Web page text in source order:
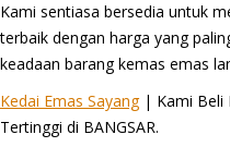
Kami sentiasa bersedia untuk
terbaik dengan harga yang
keadaan barang kemas emas
Kedai Emas Sayang| Kami Beli
Tertinggi di BANGSAR.